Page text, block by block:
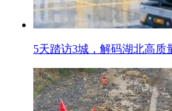
5天踏访3城，解码湖北高质